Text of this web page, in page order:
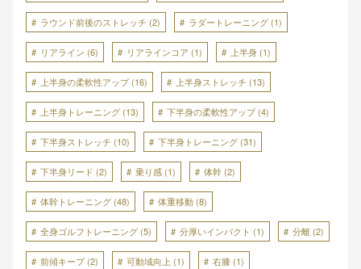
ラウンド前後のストレッチ (2) ラダートレーニング (1)
リアライン (6) リアラインコア (1) 上半身 (1)
上半身の柔軟性アップ(16) 上半身ストレッチ (13)
上半身トレーニング (13) 下半身の柔軟性アップ(4)
下半身ストレッチ (10) 下半身トレーニング (31)
下半身リード (2) 乗り感 (1) 体幹 (2)
体幹トレーニング (48) 体重移動 (8)
全身ゴルフトレーニング (5) 分厚いインパクト (1) 分離 (2)
前傾キープ(2) 可動域向上 (1) 右膝 (1)